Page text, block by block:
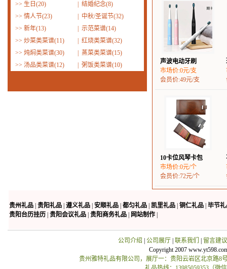
>> 生日(20)
结婚纪念(8)
>> 情人节(23)
中秋/圣诞节(32)
>> 新年(13)
示范菜谱(14)
>> 炒菜类菜谱(11)
红烧类菜谱(32)
>> 炖焖类菜谱(30)
蒸菜类菜谱(15)
>> 汤品类菜谱(12) 粥饭类菜谱(10)
声波电动牙刷
市场价:0元/支
会员价:49元/支
10卡位风琴卡包
市场价:0元/个
会员价:72元/个
贵州礼品 贵阳礼品 遵义礼品 安顺礼品 都匀礼品 凯里礼品 铜仁礼品 毕节
贵阳台历挂历 贵阳会议礼品 贵阳商务礼品 网站制作
公司介绍 公司展厅| 联系我们
留言建议
Copyright 2007
贵州雅特礼品有限公司，展厅一：贵阳云岩区北京路8